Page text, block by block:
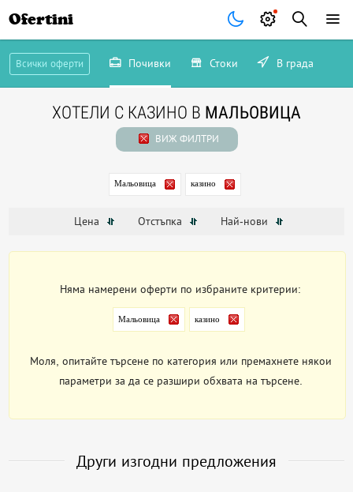
Ofertini
Всички оферти Почивки Стоки В града
ХОТЕЛИ С КАЗИНО В МАЛЬОВИЦА
ВИЖ ФИЛТРИ
Мальовица казино
Цена Отстъпка Най-нови
Няма намерени оферти по избраните критерии:
Мальовица казино
Моля, опитайте търсене по категория или премахнете някои
параметри за да се разшири обхвата на търсене.
Други изгодни предложения